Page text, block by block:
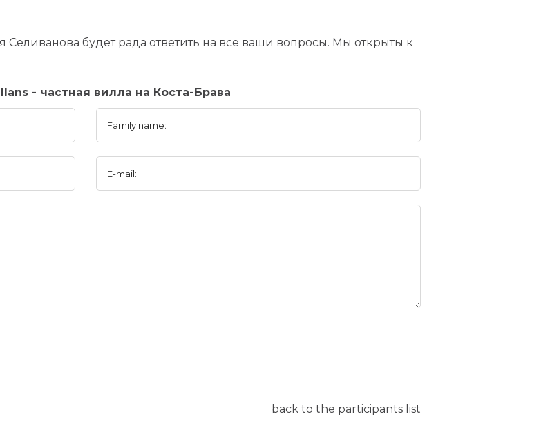
будет рада ответить на все ваши вопросы. Мы открыты к
- частная вилла на Коста-Брава
Family name:
E-mail:
back to the participants list